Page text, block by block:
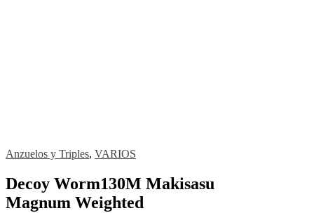
Anzuelos y Triples, VARIOS
Decoy Worm130M Makisasu
Magnum Weighted